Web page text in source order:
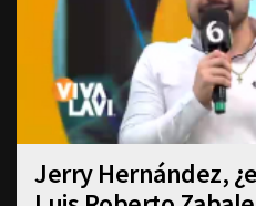
Jerry Hernández,